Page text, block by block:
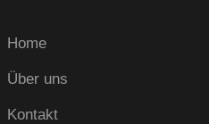
Home
Über uns
Kontakt